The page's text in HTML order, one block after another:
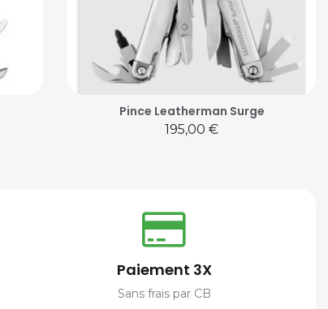
Pince Leatherman Surge
Prix
195,00 €
Paiement 3X
Sans frais par CB